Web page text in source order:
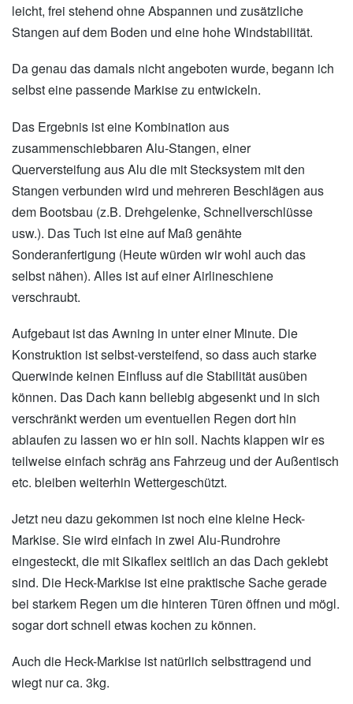
leicht, frei stehend ohne Abspannen und zusätzliche
Stangen auf dem Boden und eine hohe Windstabilität.
Da genau das damals nicht angeboten wurde, begann ich
selbst eine passende Markise zu entwickeln.
Das Ergebnis ist eine Kombination aus
zusammenschiebbaren Alu-Stangen, einer
Querversteifung aus Alu die mit Stecksystem mit den
Stangen verbunden wird und mehreren Beschlägen aus
dem Bootsbau (z.B. Drehgelenke, Schnellverschlüsse
usw.). Das Tuch ist eine auf Maß genähte
Sonderanfertigung (Heute würden wir wohl auch das
selbst nähen). Alles ist auf einer Airlineschiene
verschraubt.
Aufgebaut ist das Awning in unter einer Minute. Die
Konstruktion ist selbst-versteifend, so dass auch starke
Querwinde keinen Einfluss auf die Stabilität ausüben
können. Das Dach kann beliebig abgesenkt und in sich
verschränkt werden um eventuellen Regen dort hin
ablaufen zu lassen wo er hin soll. Nachts klappen wir es
teilweise einfach schräg ans Fahrzeug und der Außentisch
etc. bleiben weiterhin Wettergeschützt.
Jetzt neu dazu gekommen ist noch eine kleine Heck-
Markise. Sie wird einfach in zwei Alu-Rundrohre
eingesteckt, die mit Sikaflex seitlich an das Dach geklebt
sind. Die Heck-Markise ist eine praktische Sache gerade
bei starkem Regen um die hinteren Türen öffnen und mögl.
sogar dort schnell etwas kochen zu können.
Auch die Heck-Markise ist natürlich selbsttragend und
wiegt nur ca. 3kg.